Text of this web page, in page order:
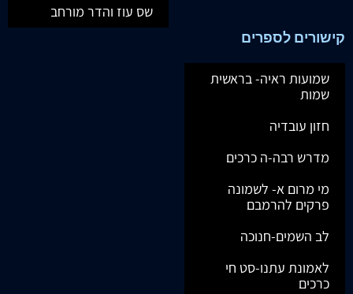
שס עוז והדר מורחב
קישורים לספרים
שמועות ראיה- בראשית
שמות
חזון עובדיה
מדרש רבה-ה כרכים
מי מרום א- לשמונה
פרקים להרמבם
לב השמים-חנוכה
לאמונת עתנו-סט חי
כרכים